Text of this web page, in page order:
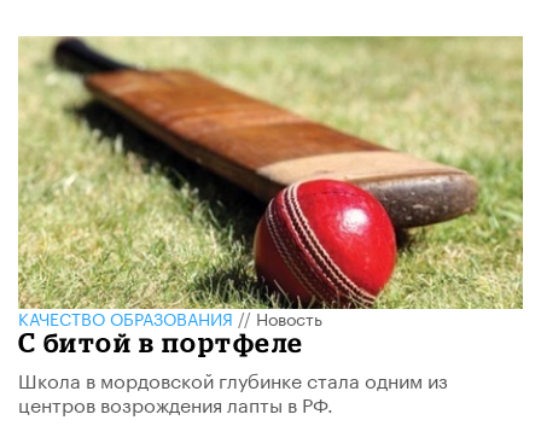
КАЧЕСТВО ОБРАЗОВАНИЯ//Новость
С битой в портфеле
Школа в мордовской глубинке стала одним из
центров возрождения лапты в РФ.